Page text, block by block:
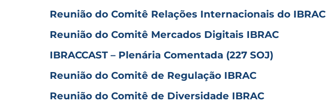
Reunião do Comitê Relações Internacionais do IBRAC
Reunião do Comitê Mercados Digitais IBRAC
IBRACCAST – Plenária Comentada (227 SOJ)
Reunião do Comitê de Regulação IBRAC
Reunião do Comitê de Diversidade IBRAC